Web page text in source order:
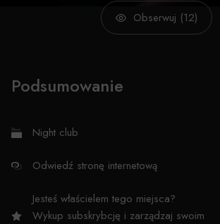
Obserwuj (12)
Podsumowanie
Night club
Odwiedź stronę internetową
Jesteś właścielem tego miejsca?
Wykup subskrybcję i zarządzaj swoim